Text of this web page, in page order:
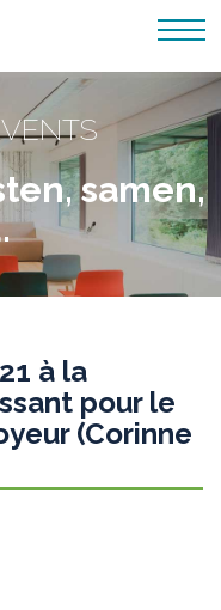
samen,
à la
pour le
(Corinne